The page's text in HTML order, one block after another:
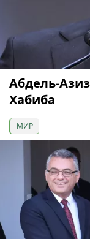
Абдель-
Хабиба
МИР